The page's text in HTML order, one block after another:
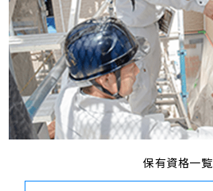
保有資格一覧